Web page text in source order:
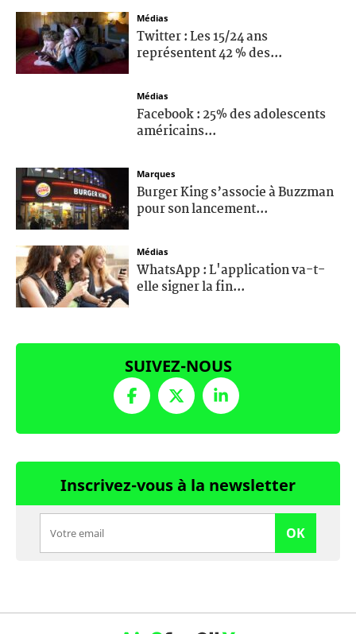
Médias
Twitter : Les 15/24 ans
représentent 42 % des...
Médias
Facebook : 25% des adolescents
américains...
Marques
Burger King s’associe à Buzzman
pour son lancement...
Médias
WhatsApp : L'application va-t-
elle signer la fin...
SUIVEZ-NOUS
Inscrivez-vous à la newsletter
OK